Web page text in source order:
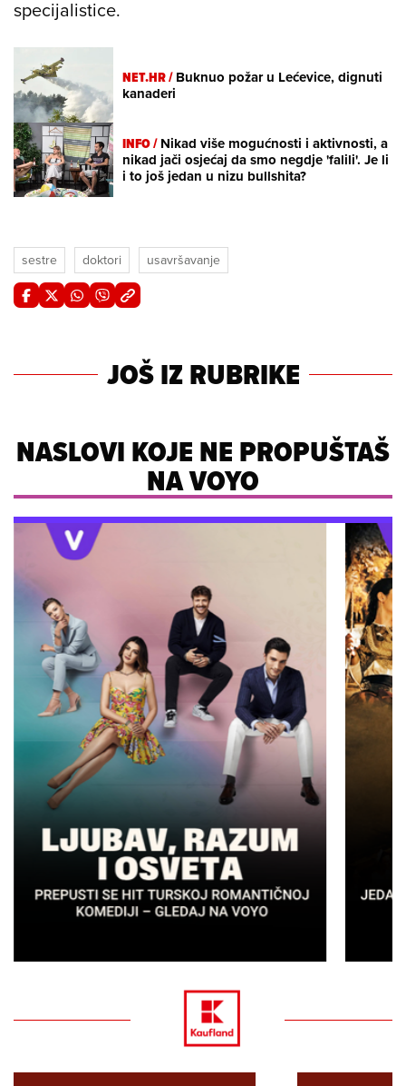
specijalistice.
NET.HR /Buknuo požar u Lećevice, dignuti
kanaderi
INFO /Nikad više mogućnosti i aktivnosti, a
nikad jači osjećaj da smo negdje 'falili'. Je li
i to još jedan u nizu bullshita?
sestre doktori usavršavanje
JOŠ IZ RUBRIKE
NASLOVI KOJE NE PROPUŠTAŠ
NA VOYO